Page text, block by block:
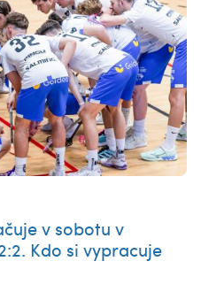
v sobotu v
Kdo si vypracuje